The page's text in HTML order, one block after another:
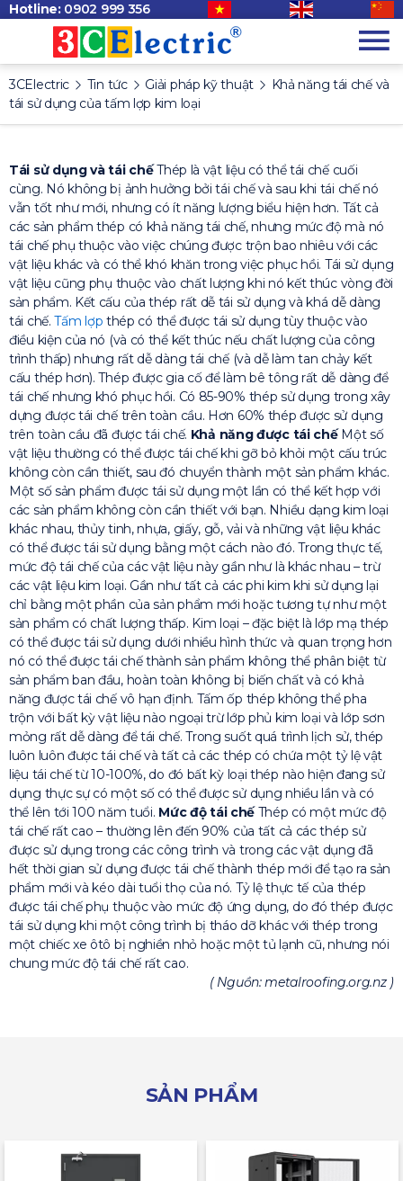
Hotline: 0902 999 356
3CElectric Tin tức Giải pháp kỹ thuật
Khả năng tái chế và
tái sử dụng của tấm lợp kim loại
Tái sử dụng và tái chếThép là vật liệu có thể tái chế cuối
cùng. Nó không bị ảnh hưởng bởi tái chế và sau khi tái chế nó
vẫn tốt như mới, nhưng có ít năng lượng biểu hiện hơn. Tất cả
các sản phẩm thép có khả năng tái chế, nhưng mức độ mà nó
tái chế phụ thuộc vào việc chúng được trộn bao nhiêu với các
vật liệu khác và có thể khó khăn trong việc phục hồi. Tái sử dụng
vật liệu cũng phụ thuộc vào chất lượng khi nó kết thúc vòng đời
sản phẩm. Kết cấu của thép rất dễ tái sử dụng và khá dễ dàng
tái chế.Tấm lợp thép có thể được tái sử dụng tùy thuộc vào
điều kiện của nó (và có thể kết thúc nếu chất lượng của công
trình thấp) nhưng rất dễ dàng tái chế (và dễ làm tan chảy kết
cấu thép hơn). Thép được gia cố để làm bê tông rất dễ dàng để
tái chế nhưng khó phục hồi. Có 85-90% thép sử dụng trong xây
dựng được tái chế trên toàn cầu. Hơn 60% thép được sử dụng
trên toàn cầu đã được tái chế. Khả năng được tái chế Một số
vật liệu thường có thể được tái chế khi gỡ bỏ khỏi một cấu trúc
không còn cần thiết, sau đó chuyển thành một sản phẩm khác.
Một số sản phẩm được tái sử dụng một lần có thể kết hợp với
các sản phẩm không còn cần thiết với bạn. Nhiều dạng kim loại
khác nhau, thủy tinh, nhựa, giấy, gỗ, vải và những vật liệu khác
có thể được tái sử dụng bằng một cách nào đó. Trong thực tế,
mức độ tái chế của các vật liệu này gần như là khác nhau – trừ
các vật liệu kim loại. Gần như tất cả các phi kim khi sử dụng lại
chỉ bằng một phần của sản phẩm mới hoặc tương tự như một
sản phẩm có chất lượng thấp. Kim loại – đặc biệt là lớp mạ thép
có thể được tái sử dụng dưới nhiều hình thức và quan trọng hơn
nó có thể được tái chế thành sản phẩm không thể phân biệt từ
sản phẩm ban đầu, hoàn toàn không bị biến chất và có khả
năng được tái chế vô hạn định. Tấm ốp thép không thể pha
trộn với bất kỳ vật liệu nào ngoại trừ lớp phủ kim loại và lớp sơn
mỏng rất dễ dàng để tái chế. Trong suốt quá trình lịch sử, thép
luôn luôn được tái chế và tất cả các thép có chứa một tỷ lệ vật
liệu tái chế từ 10-100%, do đó bất kỳ loại thép nào hiện đang sử
dụng thực sự có một số có thể được sử dụng nhiều lần và có
thể lên tới 100 năm tuổi. Mức độ tái chếThép có một mức độ
tái chế rất cao – thường lên đến 90% của tất cả các thép sử
được sử dụng trong các công trình và trong các vật dụng đã
hết thời gian sử dụng được tái chế thành thép mới để tạo ra sản
phẩm mới và kéo dài tuổi thọ của nó. Tỷ lệ thực tế của thép
được tái chế phụ thuộc vào mức độ ứng dụng, do đó thép được
tái sử dụng khi một công trình bị tháo dỡ khác với thép trong
một chiếc xe ôtô bị nghiền nhỏ hoặc một tủ lạnh cũ, nhưng nói
chung mức độ tái chế rất cao.
( Nguồn: metalroofing.org.nz )
SẢN PHẨM